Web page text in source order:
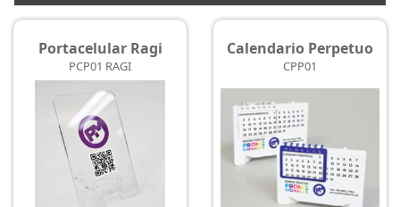
Portacelular Ragi
PCP01 RAGI
Calendario Perpetuo
CPP01